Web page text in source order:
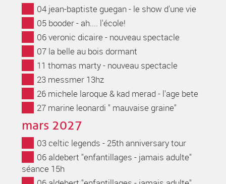
04 jean-baptiste guegan - le show d'une vie
05 booder - ah.... l'école!
06 veronic dicaire - nouveau spectacle
07 la belle au bois dormant
11 thomas marty - nouveau spectacle
23 messmer 13hz
26 michele laroque & kad merad - l'age bete
27 marine leonardi " mauvaise graine"
mars 2027
03 celtic legends - 25th anniversary tour
06 aldebert "enfantillages - jamais adulte"
séance 15h